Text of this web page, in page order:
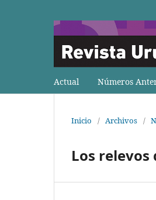
Actual Números
Inicio / Archivos /
Los